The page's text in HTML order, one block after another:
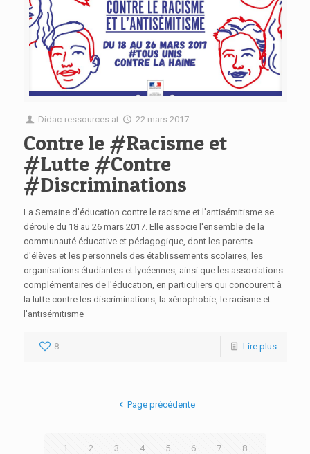
Didac-ressources at 22 mars 2017
Contre le #Racisme et
#Lutte #Contre
#Discriminations
La Semaine d'éducation contre le racisme et l'antisémitisme se
déroule du 18 au 26 mars 2017. Elle associe l'ensemble de la
communauté éducative et pédagogique, dont les parents
d'élèves et les personnels des établissements scolaires, les
organisations étudiantes et lycéennes, ainsi que les associations
complémentaires de l'éducation, en particuliers qui concourent à
la lutte contre les discriminations, la xénophobie, le racisme et
l'antisémitisme
8 Lire plus
Page précédente
1 2 3 4 5 6 7 8